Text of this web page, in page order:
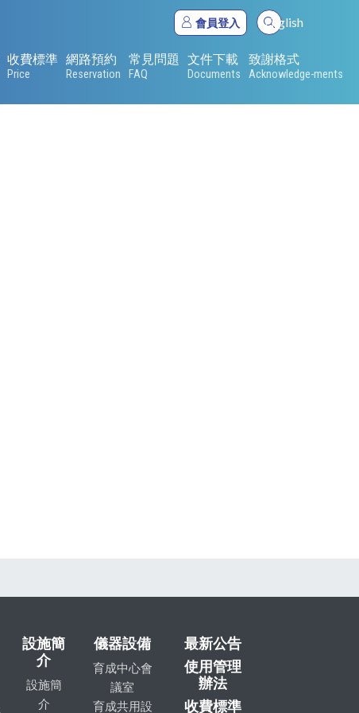
English
會員登入
收費標準
Price
網路預約
Reservation
常見問題
FAQ
文件下載
Documents
致謝格式
Acknowledge-ments
設施簡
介
設施簡
介
儀器設備
育成中心會
議室
育成共用設
最新公告
使用管理
辦法
收費標準